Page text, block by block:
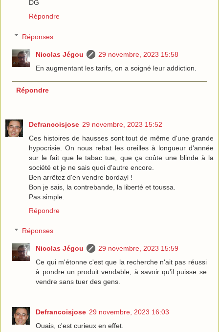
DG
Répondre
Réponses
Nicolas Jégou
29 novembre, 2023 15:58
En augmentant les tarifs, on a soigné leur addiction.
Répondre
Defrancoisjose 29 novembre, 2023 15:52
Ces histoires de hausses sont tout de même d'une grande
hypocrisie. On nous rebat les oreilles à longueur d'année
sur le fait que le tabac tue, que ça coûte une blinde à la
société et je ne sais quoi d'autre encore.
Ben arrêtez d'en vendre bordayl !
Bon je sais, la contrebande, la liberté et toussa.
Pas simple.
Répondre
Réponses
Nicolas Jégou
29 novembre, 2023 15:59
Ce qui m'étonne c'est que la recherche n'ait pas réussi
à pondre un produit vendable, à savoir qu'il puisse se
vendre sans tuer des gens.
Defrancoisjose 29 novembre, 2023 16:03
Ouais, c'est curieux en effet.